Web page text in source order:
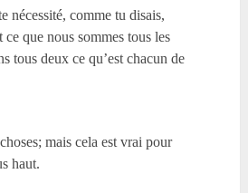
nécessité, comme tu disais,
que nous sommes tous les
tous deux ce qu’est chacun de
mais cela est vrai pour
haut.